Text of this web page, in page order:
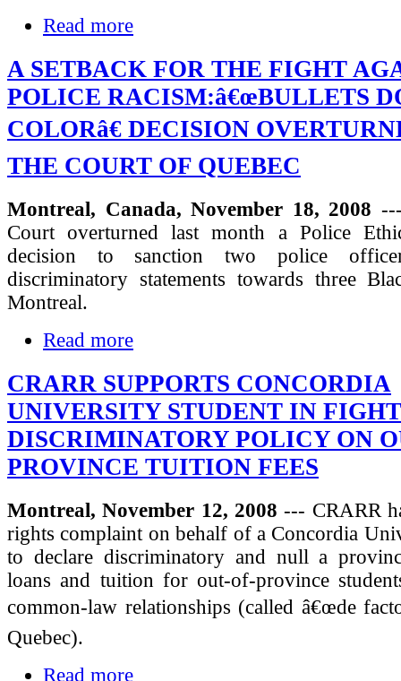
Read more
A SETBACK FOR THE FIGHT
POLICE RACISM:â€œBULLETS
COLORâ€ DECISION
THE COURT OF QUEBEC
Montreal, Canada, November 18, 2008
Court overturned last month a Police
decision to sanction two police
discriminatory statements towards three
Montreal.
Read more
CRARR SUPPORTS CONCORDIA
UNIVERSITY STUDENT IN
DISCRIMINATORY POLICY ON
PROVINCE TUITION FEES
Montreal, November 12, 2008 --- CRARR
rights complaint on behalf of a Concordia
to declare discriminatory and null a
loans and tuition for out-of-province
common-law relationships (called â€œde
Quebec).
Read more